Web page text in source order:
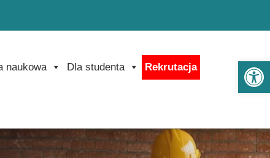
naukowa Dla studenta Rekrutacja